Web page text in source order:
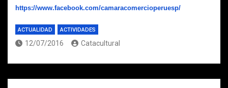
https://www.facebook.com/camaracomercioperuesp/
ACTUALIDAD ACTIVIDADES
12/07/2016 Catacultural